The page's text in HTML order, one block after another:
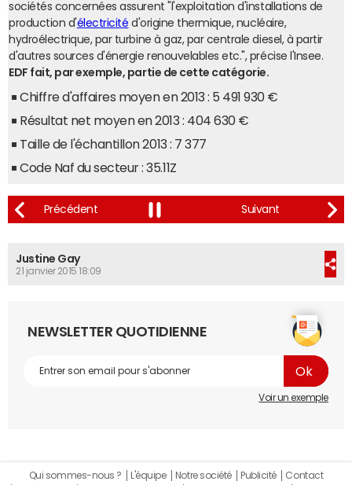
sociétés concernées assurent "l'exploitation d'installations de
production d'électricité d'origine thermique, nucléaire,
hydroélectrique, par turbine à gaz, par centrale diesel, à partir
d'autres sources d'énergie renouvelables etc.", précise l'Insee.
EDF fait, par exemple, partie de cette catégorie.
Chiffre d'affaires moyen en 2013 : 5 491 930 €
Résultat net moyen en 2013 : 404 630 €
Taille de l'échantillon 2013 : 7 377
Code Naf du secteur : 35.11Z
Justine Gay
21 janvier 2015 18:09
NEWSLETTER QUOTIDIENNE
Voir un exemple
Qui sommes-nous ? L'équipe Notre société Publicité Contact